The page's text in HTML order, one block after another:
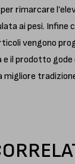
rimarcare
ai pesi. Infine
vengono
e il prodotto